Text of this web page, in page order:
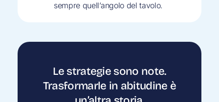
sempre quell’angolo del tavolo.
Le strategie sono note.
Trasformarle in abitudine è